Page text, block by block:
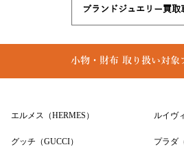
ブランドジュエリー買取
小物・財布 取り扱い対象
エルメス（HERMES） ルイヴ
グッチ（GUCCI） プラダ